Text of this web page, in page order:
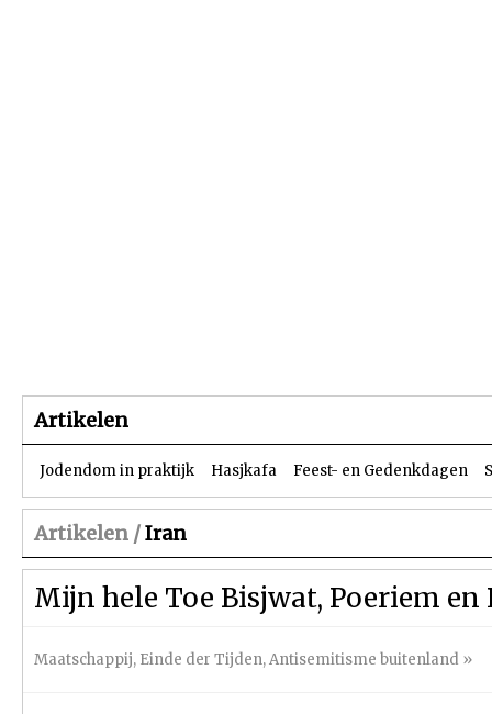
Artikelen
Jodendom in praktijk Hasjkafa Feest- en Gedenkdagen
Artikelen /Iran
Mijn hele Toe Bisjwat, Poeriem en
Maatschappij, Einde der Tijden,Antisemitisme buitenland »